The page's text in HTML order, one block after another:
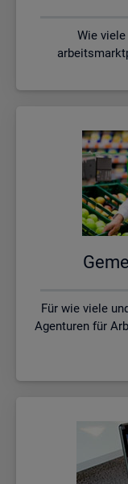
Wie
Für wie viele
Agenturen für